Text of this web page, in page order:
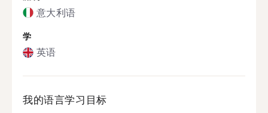
意大利语
学
英语
我的语言学习目标